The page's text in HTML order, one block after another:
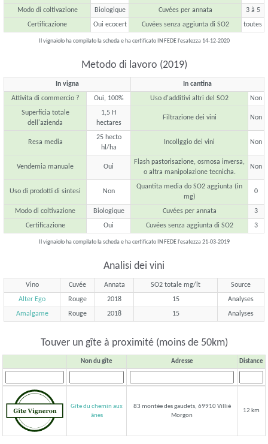
Modo di coltivazione Biologique Cuvées per annata
3 à 5
Certificazione
Oui ecocert Cuvées senza aggiunta di SO2 toutes
Il vignaiolo ha compilato la scheda e ha certificato IN FEDE l'esatezza 14-12-2020
Metodo di lavoro (2019)
In vigna
In cantina
Attivita di commercio ?
Oui, 100% Uso d'additivi altri del SO2
Non
Superficia totale
dell'azienda
1,5 H
hectares
Filtrazione dei vini Non
Resa media
25 hecto
hl/ha
Incollggio dei vini Non
Vendemia manuale Oui
Flash pastorisazione, osmosa inversa,
o altra manipolazione tecnicha.
Non
Uso di prodotti di sintesi Non
Quantita media do SO2 aggiunta (in
mg)
0
Modo di coltivazione Biologique Cuvées per annata
3
Certificazione
Oui Cuvées senza aggiunta di SO2 3
Il vignaiolo ha compilato la scheda e ha certificato IN FEDE l'esatezza 21-03-2019
Analisi dei vini
Vino Cuvée Annata SO2 totale mg/lt
Source
Alter Ego
Rouge 2018 15
Analyses
Amalgame
Rouge 2018 15 Analyses
Touver un gîte à proximité (moins de 50km)
Non du gîte Adresse Distance
Gîte du chemin aux
ânes
83 montée des gaudets, 69910 Villié
Morgon
12 km